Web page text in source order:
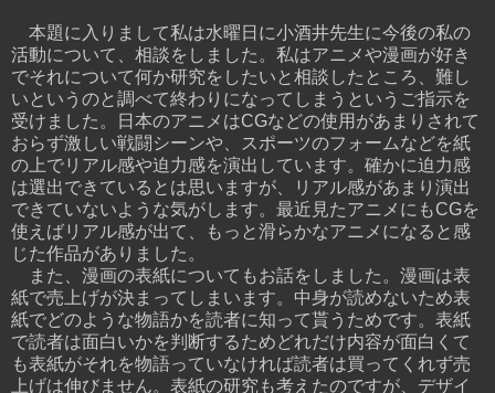
本題に入りまして私は水曜日に小酒井先生に今後の私の
活動について、相談をしました。私はアニメや漫画が好き
でそれについて何か研究をしたいと相談したところ、難し
いというのと調べて終わりになってしまうというご指示を
受けました。日本のアニメはCGなどの使用があまりされて
おらず激しい戦闘シーンや、スポーツのフォームなどを紙
の上でリアル感や迫力感を演出しています。確かに迫力感
は選出できているとは思いますが、リアル感があまり演出
できていないような気がします。最近見たアニメにもCGを
使えばリアル感が出て、もっと滑らかなアニメになると感
じた作品がありました。
また、漫画の表紙についてもお話をしました。漫画は表
紙で売上げが決まってしまいます。中身が読めないため表
紙でどのような物語かを読者に知って貰うためです。表紙
で読者は面白いかを判断するためどれだけ内容が面白くて
も表紙がそれを物語っていなければ読者は買ってくれず売
上げは伸びません。表紙の研究も考えたのですが、デザイ